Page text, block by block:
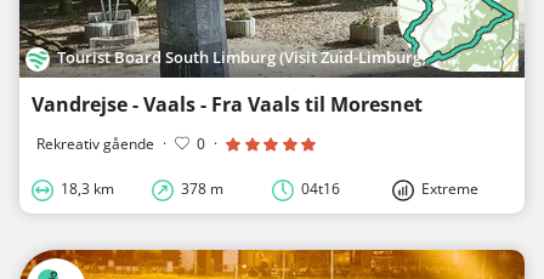
Tourist Board South Limburg (Visit Zuid-Limburg)
Vandrejse - Vaals - Fra Vaals til Moresnet
Rekreativ gående · 0 ·
18,3 km 378 m 04t16 Extreme